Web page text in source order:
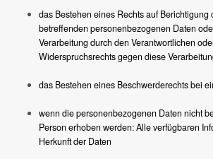
das Bestehen eines Rechts auf Berichtigung
betreffenden personenbezogenen Daten
Verarbeitung durch den Verantwortlichen
Widerspruchsrechts gegen diese
das Bestehen eines Beschwerderechts bei
wenn die personenbezogenen Daten nicht
Person erhoben werden: Alle verfügbaren
Herkunft der Daten